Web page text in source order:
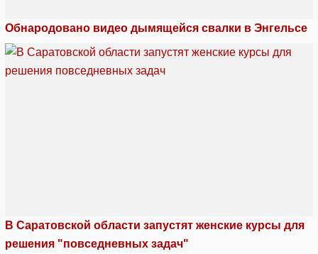
Обнародовано видео дымящейся свалки в Энгельсе
В Саратовской области запустят женские курсы для
решения "повседневных задач"